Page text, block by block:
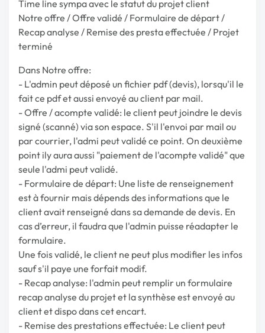
Time line sympa avec le statut du projet client
Notre offre / Offre validé / Formulaire de départ /
Recap analyse / Remise des presta effectuée / Projet
terminé
Dans Notre offre:
- L'admin peut déposé un fichier pdf (devis), lorsqu'il le
fait ce pdf et aussi envoyé au client par mail.
- Offre / acompte validé: le client peut joindre le devis
signé (scanné) via son espace. S'il l'envoi par mail ou
par courrier, l'admi peut validé ce point. On deuxième
point ily aura aussi "paiement de l'acompte validé" que
seule l'admi peut validé.
- Formulaire de départ: Une liste de renseignement
est à fournir mais dépends des informations que le
client avait renseigné dans sa demande de devis. En
cas d’erreur, il faudra que l'admin puisse réadapter le
formulaire.
Une fois validé, le client ne peut plus modifier les infos
sauf s'il paye une forfait modif.
- Recap analyse: l'admin peut remplir un formulaire
recap analyse du projet et la synthèse est envoyé au
client et dispo dans cet encart.
- Remise des prestations effectuée: Le client peut